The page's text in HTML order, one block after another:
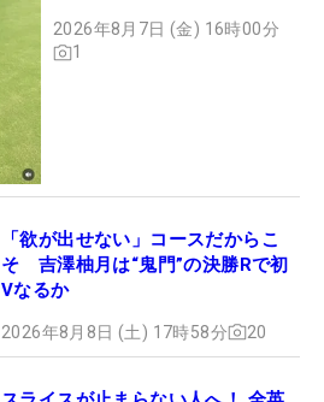
2026年8月7日 (金) 16時00分
1
「欲が出せない」コースだからこ
そ 吉澤柚月は“鬼門”の決勝Rで初
Vなるか
2026年8月8日 (土) 17時58分 20